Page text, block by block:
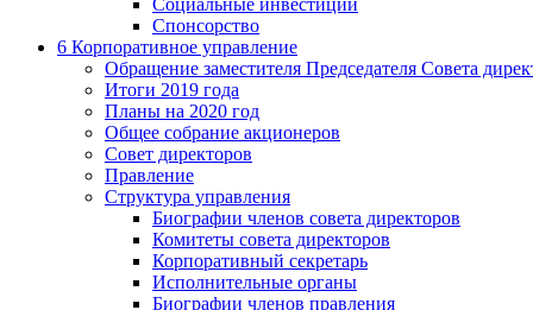
Социальные инвестиции
Спонсорство
6 Корпоративное управление
Обращение заместителя Председателя Совета
Итоги 2019 года
Планы на 2020 год
Общее собрание акционеров
Совет директоров
Правление
Структура управления
Биографии членов совета директоров
Комитеты совета директоров
Корпоративный секретарь
Исполнительные органы
Биографии членов правления